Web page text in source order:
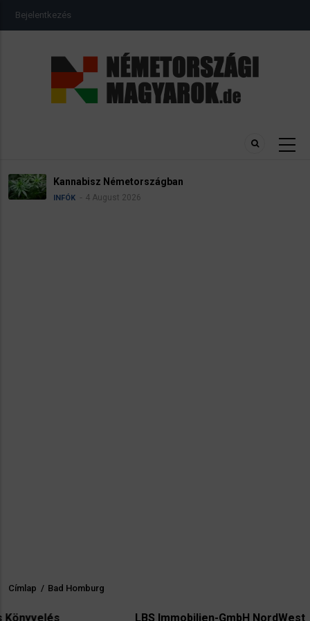
USER
ACCOUNT
Bejelentkezés
Kannabisz Németországban
INFÓK 4 August 2026
Morzsa
Címlap / Bad Homburg
LBS Immobilien-GmbH NordWest